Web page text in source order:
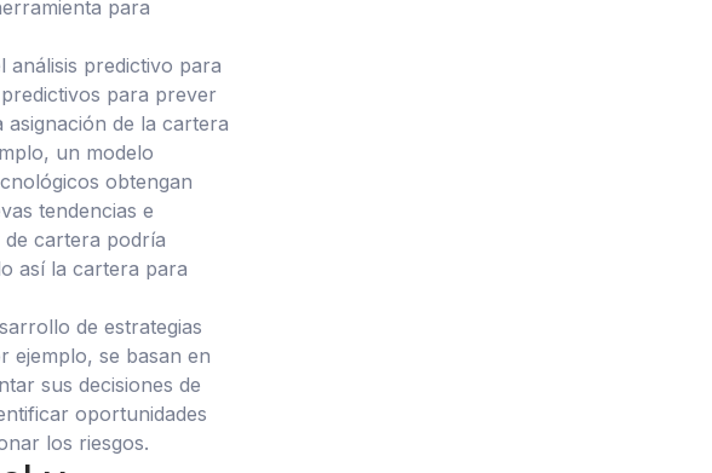
para
análisis predictivo para
para prever
de la cartera
un modelo
obtengan
tendencias e
de cartera podría
así la cartera para
de estrategias
ejemplo, se basan en
sus decisiones de
oportunidades
los riesgos.